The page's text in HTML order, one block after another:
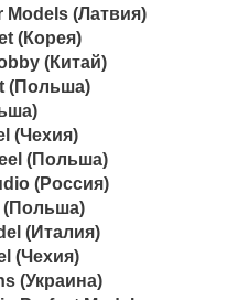
Models (Латвия)
(Корея)
(Китай)
(Польша)
(Чехия)
(Польша)
(Россия)
(Польша)
(Италия)
(Чехия)
(Украина)